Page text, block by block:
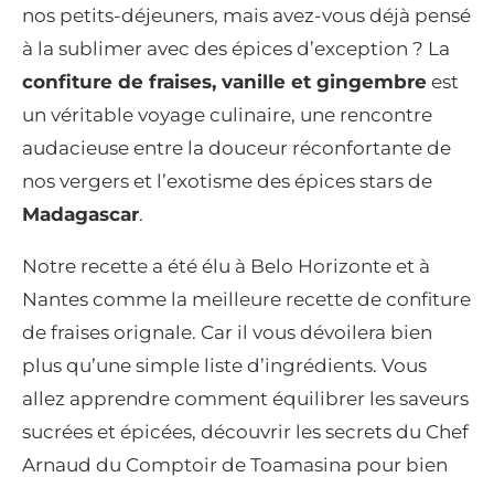
nos petits-déjeuners, mais avez-vous déjà pensé
à la sublimer avec des épices d’exception ? La
confiture de fraises, vanille et gingembre est
un véritable voyage culinaire, une rencontre
audacieuse entre la douceur réconfortante de
nos vergers et l’exotisme des épices stars de
Madagascar.
Notre recette a été élu à Belo Horizonte et à
Nantes comme la meilleure recette de confiture
de fraises orignale. Car il vous dévoilera bien
plus qu’une simple liste d’ingrédients. Vous
allez apprendre comment équilibrer les saveurs
sucrées et épicées, découvrir les secrets du Chef
Arnaud du Comptoir de Toamasina pour bien